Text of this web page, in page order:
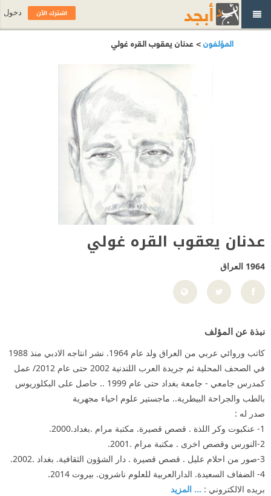
المؤلفون> عدنان يعقوب القره غولي
عدنان يعقوب القره غولي
1964 العراق
نبذة عن المؤلف
كاتب وروائي عربي من العراق ولد عام 1964. نشر انتاجه الادبي منذ 1988
في الصحف المحلية ثم جريدة العرب اللندنية 2002 حتى عام 2012/ عمل
كمدرس جامعي - جامعة بغداد حتى عام 1999 .. حاصل على البكلوريوس
بالطب والجراحة البيطرية.. ماجستير علوم احياء مجهرية
صدر له :
1- عنكبوت وكر اللذة . قصص قصيرة. مكتبة مرام .بغداد.2000.
2-النورس وقصص اخرى . مكتبة مرام .2001.
3-صور من احلام عليل . قصص قصيرة . دار الشؤون الثقافية. بغداد .2002.
4- الضفاف السعيدة. الدارالعربية للعلوم ناشرون. بيروت 2014.
بريده الالكتروني : ... المزيد
اشترك الآن دخول